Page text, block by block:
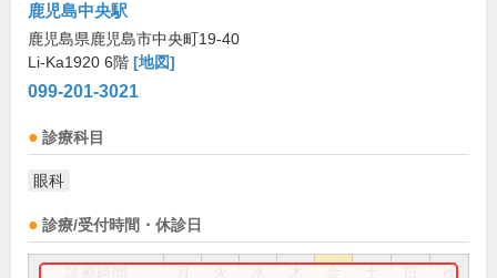
鹿児島中央駅
鹿児島県鹿児島市中央町19-40
Li-Ka1920 6階 [地図]
099-201-3021
診療科目
眼科
診療/受付時間・休診日
祝